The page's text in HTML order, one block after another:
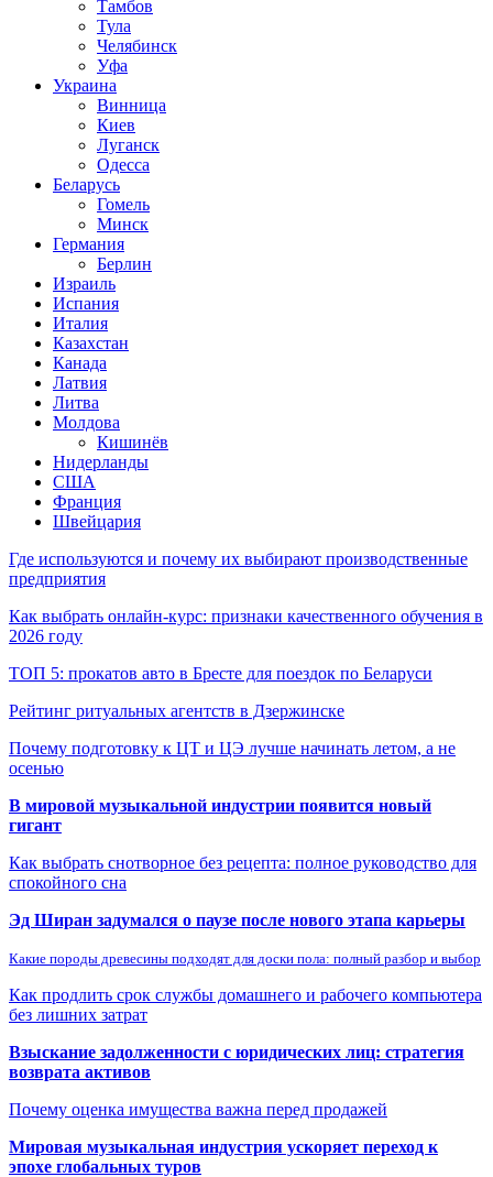
Тамбов
Тула
Челябинск
Уфа
Украина
Винница
Киев
Луганск
Одесса
Беларусь
Гомель
Минск
Германия
Берлин
Израиль
Испания
Италия
Казахстан
Канада
Латвия
Литва
Молдова
Кишинёв
Нидерланды
США
Франция
Швейцария
Где используются и почему их выбирают производственные
предприятия
Как выбрать онлайн-курс: признаки качественного обучения в
2026 году
ТОП 5: прокатов авто в Бресте для поездок по Беларуси
Рейтинг ритуальных агентств в Дзержинске
Почему подготовку к ЦТ и ЦЭ лучше начинать летом, а не
осенью
В мировой музыкальной индустрии появится новый
гигант
Как выбрать снотворное без рецепта: полное руководство для
спокойного сна
Эд Ширан задумался о паузе после нового этапа карьеры
Какие породы древесины подходят для доски пола: полный разбор и выбор
Как продлить срок службы домашнего и рабочего компьютера
без лишних затрат
Взыскание задолженности с юридических лиц: стратегия
возврата активов
Почему оценка имущества важна перед продажей
Мировая музыкальная индустрия ускоряет переход к
эпохе глобальных туров